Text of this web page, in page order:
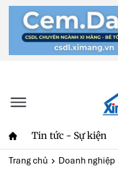
Tin tức - Sự kiện
Trang chủ Doanh nghiệp